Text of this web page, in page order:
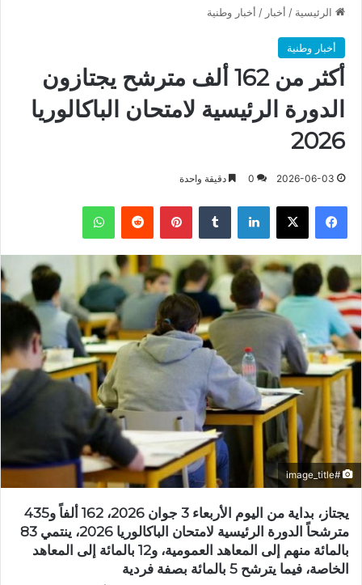
الرئيسية / أخبار / أخبار وطنية
أخبار وطنية
أكثر من 162 ألف مترشح يجتازون
الدورة الرئيسية لامتحان الباكالوريا
2026
2026-06-03
0 دقيقة واحدة
فيسبوك X لينكدإن بينتيريست واتساب
#image_title
يجتاز، بداية من اليوم الأربعاء 3 جوان 2026، 162 ألفاً و435
مترشحاً الدورة الرئيسية لامتحان الباكالوريا 2026، ينتمي 83
بالمائة منهم إلى المعاهد العمومية، و12 بالمائة إلى المعاهد
الخاصة، فيما يترشح 5 بالمائة بصفة فردية